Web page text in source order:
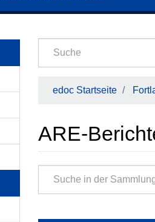
edoc Startseite
ARE-